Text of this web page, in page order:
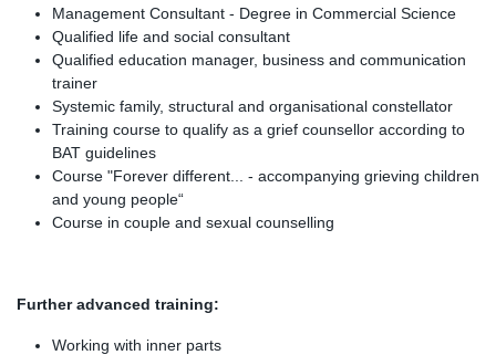
Management Consultant - Degree in Commercial Science
Qualified life and social consultant
Qualified education manager, business and communication
trainer
Systemic family, structural and organisational constellator
Training course to qualify as a grief counsellor according to
BAT guidelines
Course "Forever different... - accompanying grieving children
and young people“
Course in couple and sexual counselling
Further advanced training:
Working with inner parts